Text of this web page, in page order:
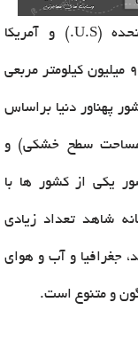
ایالات متحده آمریکا (USA) که ایالات متحده (U.S.) و آمریکا
(America) نیز خوانده می شود با مساحتی 9.9 میلیون کیلومتر مربعی
سومین کشور پهناور دنیا براساس
مساحت سطح خشکی) و
یکی از کشور ها با
شاهد تعداد زیادی
جغرافیا و آب و هوای
و متنوع است.